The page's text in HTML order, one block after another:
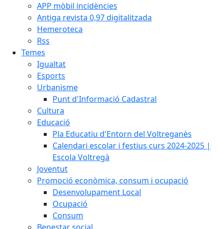
APP mòbil incidències
Antiga revista 0,97 digitalitzada
Hemeroteca
Rss
Temes
Igualtat
Esports
Urbanisme
Punt d'Informació Cadastral
Cultura
Educació
Pla Educatiu d'Entorn del Voltreganès
Calendari escolar i festius curs 2024-2025 |
Escola Voltregà
Joventut
Promoció econòmica, consum i ocupació
Desenvolupament Local
Ocupació
Consum